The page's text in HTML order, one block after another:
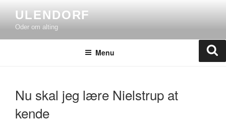
content
ULENDORF
Oder om alting
Menu
Nu skal jeg lære Nielstrup at
kende